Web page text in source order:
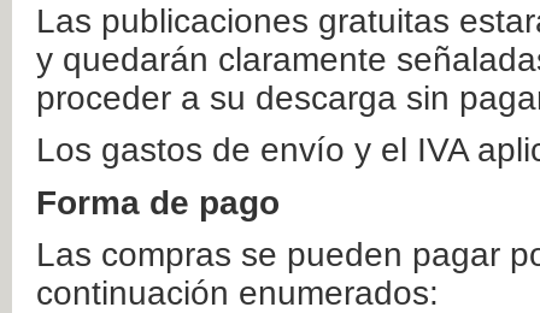
Las publicaciones gratuitas
y quedarán claramente
proceder a su descarga sin
Los gastos de envío y el IVA
Forma de pago
Las compras se pueden pagar
continuación enumerados: